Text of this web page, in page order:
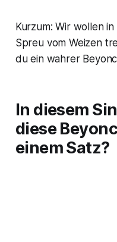
Kurzum: Wir wollen
Spreu vom Weizen
du ein wahrer
In diesem
diese
einem Satz?